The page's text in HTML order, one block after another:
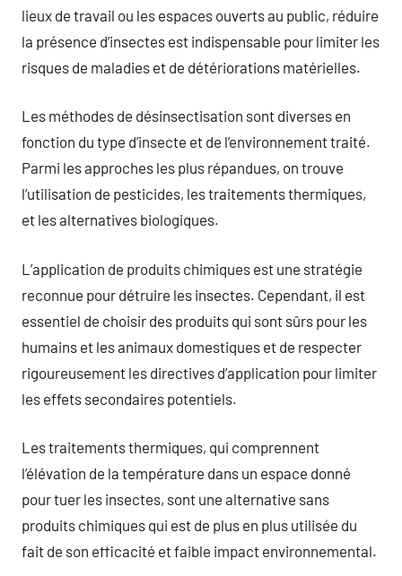
lieux de travail ou les espaces ouverts au public, réduire
la présence d’insectes est indispensable pour limiter les
risques de maladies et de détériorations matérielles.
Les méthodes de désinsectisation sont diverses en
fonction du type d’insecte et de l’environnement traité.
Parmi les approches les plus répandues, on trouve
l’utilisation de pesticides, les traitements thermiques,
et les alternatives biologiques.
L’application de produits chimiques est une stratégie
reconnue pour détruire les insectes. Cependant, il est
essentiel de choisir des produits qui sont sûrs pour les
humains et les animaux domestiques et de respecter
rigoureusement les directives d’application pour limiter
les effets secondaires potentiels.
Les traitements thermiques, qui comprennent
l’élévation de la température dans un espace donné
pour tuer les insectes, sont une alternative sans
produits chimiques qui est de plus en plus utilisée du
fait de son efficacité et faible impact environnemental.